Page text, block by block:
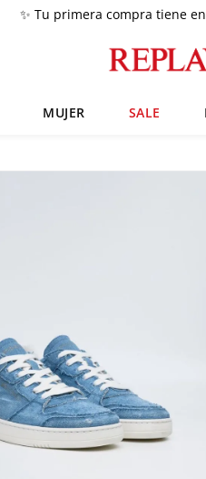
✨ Tu primera compra tiene
MUJER SALE
6. Camisas